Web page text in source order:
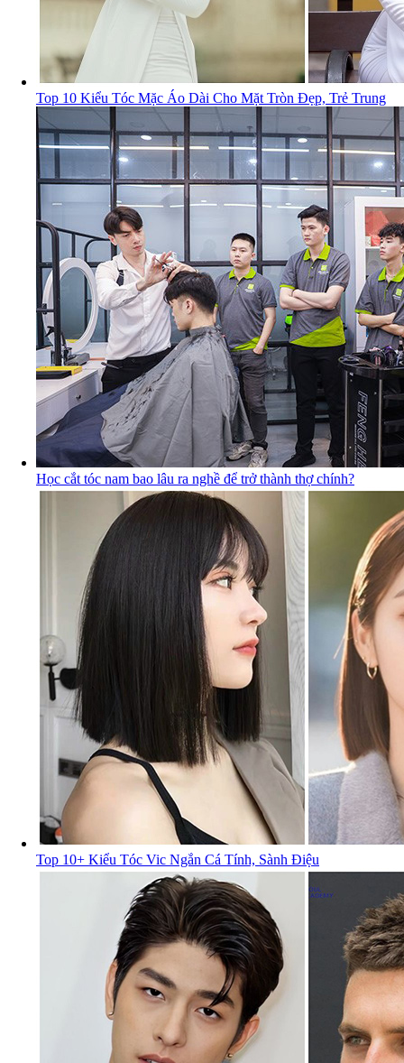
Top 10 Kiểu Tóc Mặc Áo Dài Cho Mặt Tròn Đẹp, Trẻ Trung
Học cắt tóc nam bao lâu ra nghề để trở thành thợ chính?
Top 10+ Kiểu Tóc Vic Ngắn Cá Tính, Sành Điệu